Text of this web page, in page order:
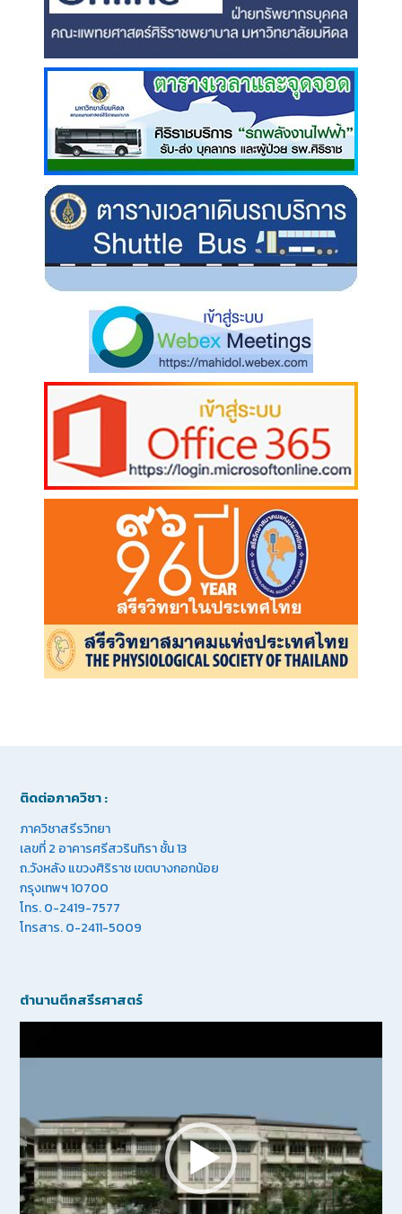
ติดต่อภาควิชา :
ภาควิชาสรีรวิทยา
เลขที่ 2 อาคารศรีสวรินทิรา ชั้น 13
ถ.วังหลัง แขวงศิริราช เขตบางกอกน้อย
กรุงเทพฯ 10700
โทร. 0-2419-7577
โทรสาร. 0-2411-5009
ตำนานตึกสรีรศาสตร์